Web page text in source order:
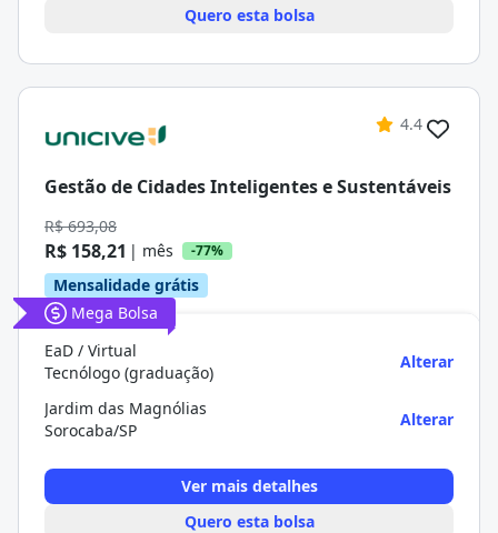
Quero esta bolsa
4.4
Gestão de Cidades Inteligentes e Sustentáveis
R$ 693,08
R$ 158,21 | mês -77%
Mensalidade grátis
Mega Bolsa
EaD / Virtual
Tecnólogo (graduação)
Alterar
Jardim das Magnólias
Sorocaba/SP
Alterar
Ver mais detalhes
Quero esta bolsa